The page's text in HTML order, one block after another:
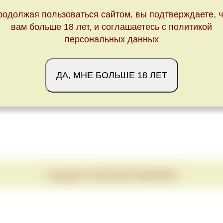
пользоваться сайтом, вы подтверждаете,
вам больше 18 лет, и соглашаетесь с политикой
персональных данных
ДА, МНЕ БОЛЬШЕ 18 ЛЕТ